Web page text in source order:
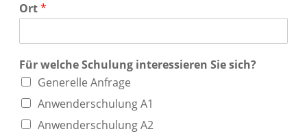
Ort*
Für welche Schulung interessieren Sie sich?
Generelle Anfrage
Anwenderschulung A1
Anwenderschulung A2